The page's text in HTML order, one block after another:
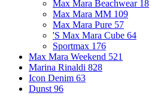
Max Mara Beachwear 18
Max Mara MM 109
Max Mara Pure 57
'S Max Mara Cube 64
Sportmax 176
Max Mara Weekend 521
Marina Rinaldi 828
Icon Denim 63
Dunst 96